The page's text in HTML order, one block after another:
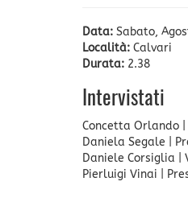
Data: Sabato,
Località: Calvari
Durata: 2.38
Intervistati
Concetta Orlando
Daniela Segale
Daniele Corsiglia
Pierluigi Vinai